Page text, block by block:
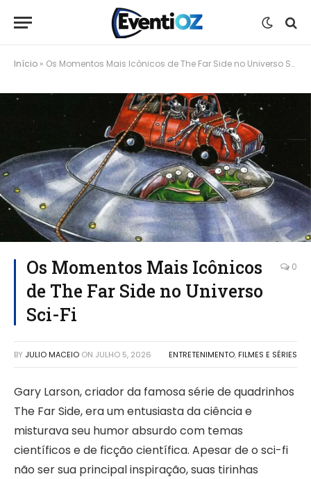
Início » Os Momentos Mais Icônicos de The Far Side no Universo Sci-Fi
Os Momentos Mais Icônicos
de The Far Side no Universo
Sci-Fi
0
BY JULIO MACEIO ON JULHO 5, 2026 ENTRETENIMENTO, FILMES E SÉRIES
Gary Larson, criador da famosa série de quadrinhos
The Far Side, era um entusiasta da ciência e
misturava seu humor absurdo com temas
científicos e de ficção científica. Apesar de o sci-fi
não ser sua principal inspiração, suas tirinhas